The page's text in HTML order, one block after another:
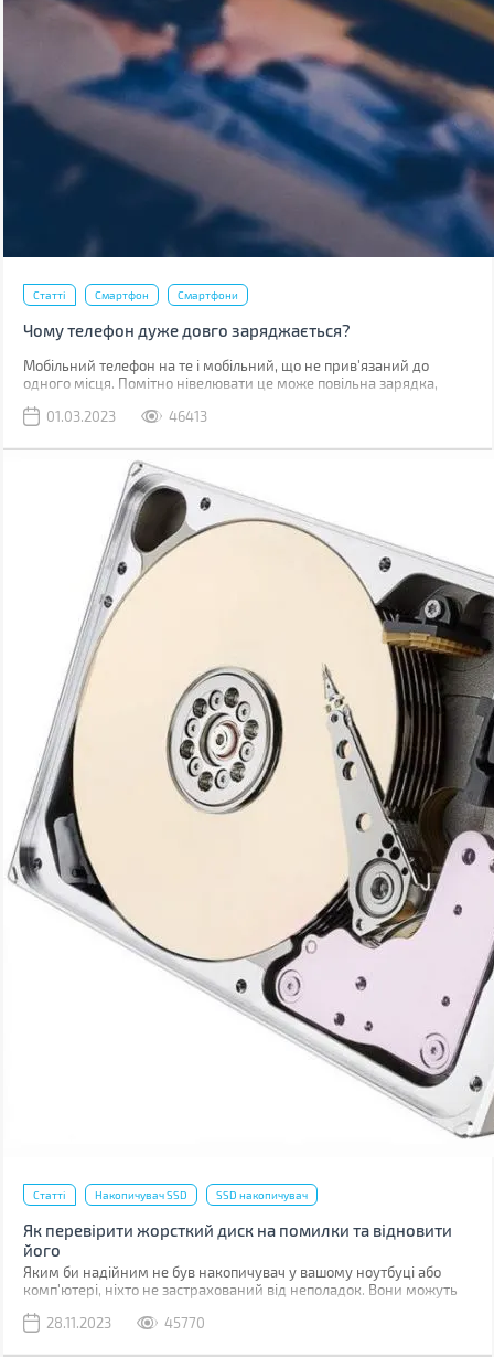
Статті Смартфон Смартфони
Чому телефон дуже довго заряджається?
Мобільний телефон на те і мобільний, що не прив'язаний до
одного місця. Помітно нівелювати це може повільна зарядка,
01.03.2023
46413
Статті Накопичувач SSD SSD накопичувач
Як перевірити жорсткий диск на помилки та відновити
його
Яким би надійним не був накопичувач у вашому ноутбуці або
комп'ютері, ніхто не застрахований від неполадок. Вони можуть
ушкодженнями комірок пам'яті.
28.11.2023 45770